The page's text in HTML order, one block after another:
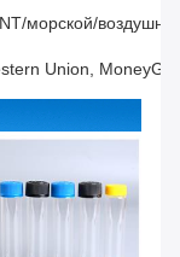
морской/
Union,